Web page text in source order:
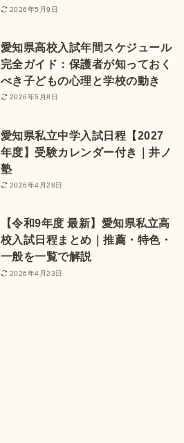
2026年5月9日
愛知県高校入試年間スケジュール
完全ガイド：保護者が知っておく
べき子どもの心理と学校の動き
2026年5月8日
愛知県私立中学入試日程【2027
年度】受験カレンダー付き｜井ノ
塾
2026年4月28日
【令和9年度 最新】愛知県私立高
校入試日程まとめ｜推薦・特色・
一般を一覧で解説
2026年4月23日